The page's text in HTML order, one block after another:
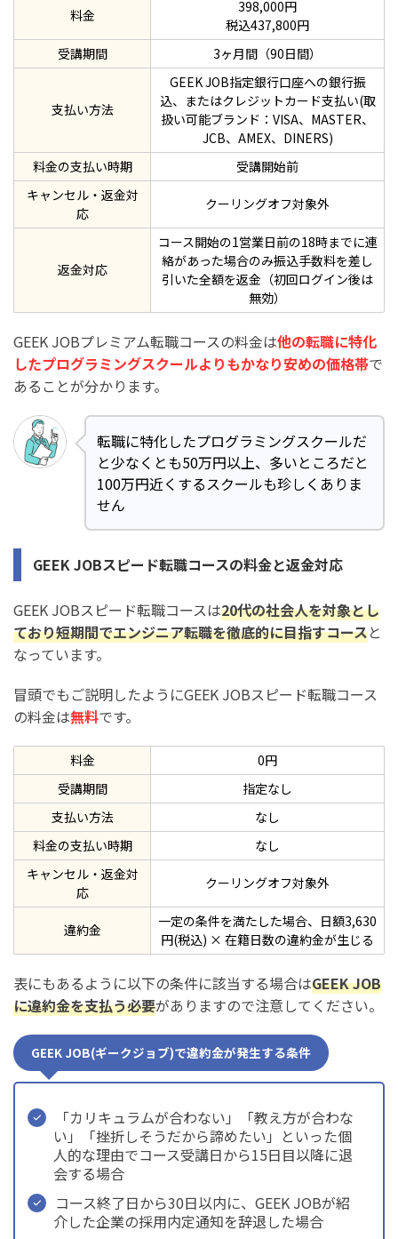
料金
398,000円
税込437,800円
受講期間
3ヶ月間（90日間）
支払い方法
GEEK JOB指定銀行口座への銀行振
込、またはクレジットカード支払い(取
扱い可能ブランド：VISA、MASTER、
JCB、AMEX、DINERS)
料金の支払い時期
受講開始前
キャンセル・返金対
応
クーリングオフ対象外
返金対応
コース開始の1営業日前の18時までに連
絡があった場合のみ振込手数料を差し
引いた全額を返金（初回ログイン後は
無効）
GEEK JOBプレミアム転職コースの料金は他の転職に特化
したプログラミングスクールよりもかなり安めの価格帯で
あることが分かります。
転職に特化したプログラミングスクールだ
と少なくとも50万円以上、多いところだと
100万円近くするスクールも珍しくありま
せん
GEEK JOBスピード転職コースの料金と返金対応
GEEK JOBスピード転職コースは20代の社会人を対象とし
ており短期間でエンジニア転職を徹底的に目指すコースと
なっています。
冒頭でもご説明したようにGEEK JOBスピード転職コース
の料金は無料です。
料金
0円
受講期間
指定なし
支払い方法
なし
料金の支払い時期
なし
キャンセル・返金対
応
クーリングオフ対象外
違約金
一定の条件を満たした場合、日額3,630
円(税込) × 在籍日数の違約金が生じる
表にもあるように以下の条件に該当する場合はGEEK JOB
に違約金を支払う必要がありますので注意してください。
GEEK JOB(ギークジョブ)で違約金が発生する条件
「カリキュラムが合わない」「教え方が合わな
い」「挫折しそうだから諦めたい」といった個
人的な理由でコース受講日から15日目以降に退
会する場合
コース終了日から30日以内に、GEEK JOBが紹
介した企業の採用内定通知を辞退した場合